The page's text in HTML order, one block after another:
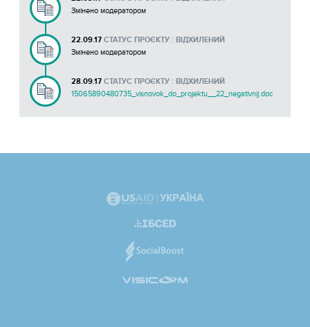
Змінено модератором
22.09.17 СТАТУС ПРОЄКТУ : ВІДХИЛЕНИЙ
Змінено модератором
28.09.17 СТАТУС ПРОЄКТУ : ВІДХИЛЕНИЙ
15065890480735_visnovok_do_projektu__22_negativnij.doc